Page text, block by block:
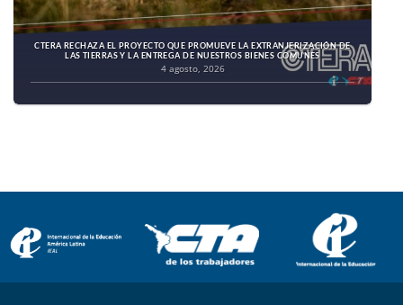
CTERA RECHAZA EL PROYECTO QUE PROMUEVE LA EXTRANJERIZACIÓN DE
LAS TIERRAS Y LA ENTREGA DE NUESTROS BIENES COMUNES
4 agosto, 2026